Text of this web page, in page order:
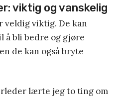
viktig og vanskelig
veldig viktig. De kan
å bli bedre og gjøre
de kan også bryte
lærte jeg to ting om